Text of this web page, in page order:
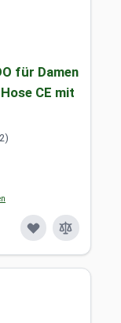
für Damen
CE mit